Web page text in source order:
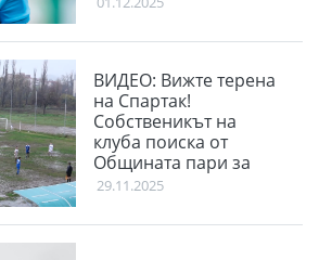
ВИДЕО: Вижте терена
на Спартак!
Собственикът на
клуба поиска от
Общината пари за
терена
29.11.2025